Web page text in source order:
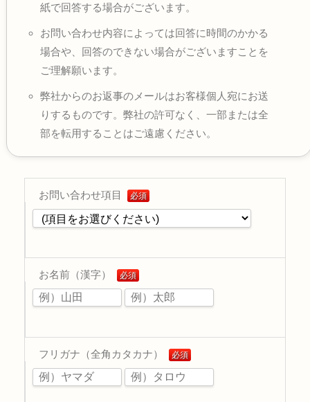
紙で回答する場合がございます。
お問い合わせ内容によっては回答に時間のかかる
場合や、回答のできない場合がございますことを
ご理解願います。
弊社からのお返事のメールはお客様個人宛にお送
りするものです。弊社の許可なく、一部または全
部を転用することはご遠慮ください。
お問い合わせ項目 必須
お名前（漢字） 必須
フリガナ（全角カタカナ） 必須